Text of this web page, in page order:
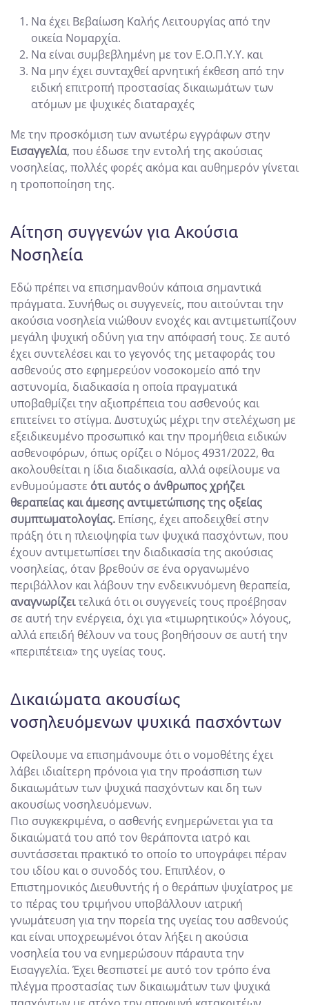
Να έχει Βεβαίωση Καλής Λειτουργίας από την
οικεία Νομαρχία.
Να είναι συμβεβλημένη με τον Ε.Ο.Π.Υ.Υ. και
Να μην έχει συνταχθεί αρνητική έκθεση από την
ειδική επιτροπή προστασίας δικαιωμάτων των
ατόμων με ψυχικές διαταραχές
Με την προσκόμιση των ανωτέρω εγγράφων στην
Εισαγγελία, που έδωσε την εντολή της ακούσιας
νοσηλείας, πολλές φορές ακόμα και αυθημερόν γίνεται
η τροποποίηση της.
Αίτηση συγγενών για Ακούσια
Νοσηλεία
Εδώ πρέπει να επισημανθούν κάποια σημαντικά
πράγματα. Συνήθως οι συγγενείς, που αιτούνται την
ακούσια νοσηλεία νιώθουν ενοχές και αντιμετωπίζουν
μεγάλη ψυχική οδύνη για την απόφασή τους. Σε αυτό
έχει συντελέσει και το γεγονός της μεταφοράς του
ασθενούς στο εφημερεύον νοσοκομείο από την
αστυνομία, διαδικασία η οποία πραγματικά
υποβαθμίζει την αξιοπρέπεια του ασθενούς και
επιτείνει το στίγμα. Δυστυχώς μέχρι την στελέχωση με
εξειδικευμένο προσωπικό και την προμήθεια ειδικών
ασθενοφόρων, όπως ορίζει ο Νόμος 4931/2022, θα
ακολουθείται η ίδια διαδικασία, αλλά οφείλουμε να
ενθυμούμαστε ότι αυτός ο άνθρωπος χρήζει
θεραπείας και άμεσης αντιμετώπισης της οξείας
συμπτωματολογίας. Επίσης, έχει αποδειχθεί στην
πράξη ότι η πλειοψηφία των ψυχικά πασχόντων, που
έχουν αντιμετωπίσει την διαδικασία της ακούσιας
νοσηλείας, όταν βρεθούν σε ένα οργανωμένο
περιβάλλον και λάβουν την ενδεικνυόμενη θεραπεία,
αναγνωρίζειτελικά ότι οι συγγενείς τους προέβησαν
σε αυτή την ενέργεια, όχι για «τιμωρητικούς» λόγους,
αλλά επειδή θέλουν να τους βοηθήσουν σε αυτή την
«περιπέτεια» της υγείας τους.
Δικαιώματα ακουσίως
νοσηλευόμενων ψυχικά πασχόντων
Οφείλουμε να επισημάνουμε ότι ο νομοθέτης έχει
λάβει ιδιαίτερη πρόνοια για την προάσπιση των
δικαιωμάτων των ψυχικά πασχόντων και δη των
ακουσίως νοσηλευόμενων.
Πιο συγκεκριμένα, ο ασθενής ενημερώνεται για τα
δικαιώματά του από τον θεράποντα ιατρό και
συντάσσεται πρακτικό το οποίο το υπογράφει πέραν
του ιδίου και ο συνοδός του. Επιπλέον, ο
Επιστημονικός Διευθυντής ή ο θεράπων ψυχίατρος με
το πέρας του τριμήνου υποβάλλουν ιατρική
γνωμάτευση για την πορεία της υγείας του ασθενούς
και είναι υποχρεωμένοι όταν λήξει η ακούσια
νοσηλεία του να ενημερώσουν πάραυτα την
Εισαγγελία. Έχει θεσπιστεί με αυτό τον τρόπο ένα
πλέγμα προστασίας των δικαιωμάτων των ψυχικά